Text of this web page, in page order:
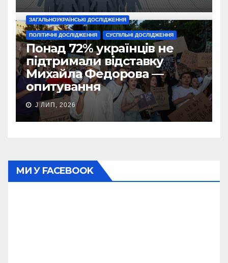
ЗАГАЛЬНОУКРАЇНСЬКІ ДОСЛІДЖЕННЯ
ПОЛІТИЧНІ ДОСЛІДЖЕННЯ СУСПІЛЬНІ ДОСЛІДЖЕННЯ
Понад 72% українців не
підтримали відставку
Михайла Федорова —
опитування
J ЛИП, 2026
МИ У FACEBOOK